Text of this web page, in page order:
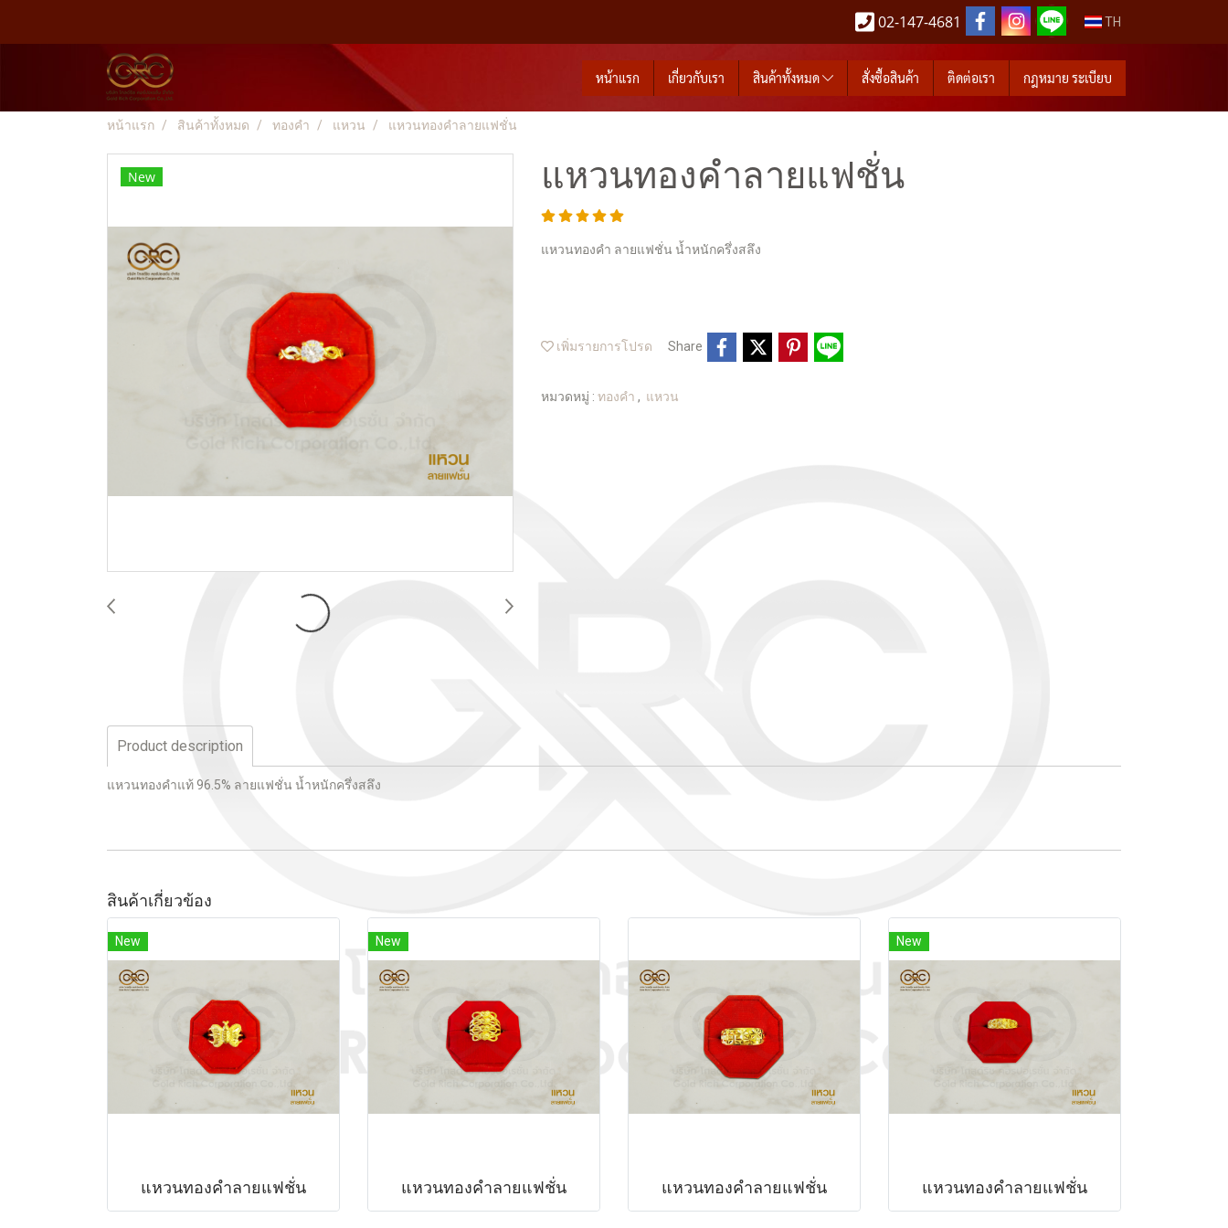
02-147-4681 TH
หน้าแรก เกี่ยวกับเรา สินค้าทั้งหมด สั่งซื้อสินค้า ติดต่อเรา กฎหมาย ระเบียบ
หน้าแรก สินค้าทั้งหมด ทองคำ แหวน แหวนทองคำลายแฟชั่น
New แหวนทองคำลายแฟชั่น
แหวนทองคำ ลายแฟชั่น น้ำหนักครึ่งสลึง
เพิ่มรายการโปรด Share
หมวดหมู่ : ทองคำ , แหวน
Product description
แหวนทองคำแท้ 96.5% ลายแฟชั่น น้ำหนักครึ่งสลึง
สินค้าเกี่ยวข้อง
New
แหวนทองคำลายแฟชั่น
New
แหวนทองคำลายแฟชั่น แหวนทองคำลายแฟชั่น
New
แหวนทองคำลายแฟชั่น